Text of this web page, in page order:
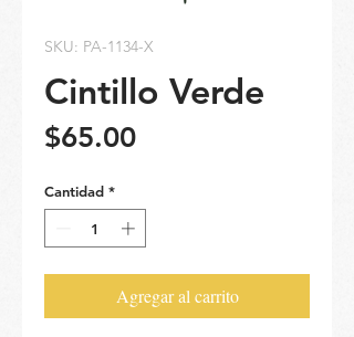
SKU: PA-1134-X
Cintillo Verde
$65.00Precio
Cantidad *
Agregar al carrito